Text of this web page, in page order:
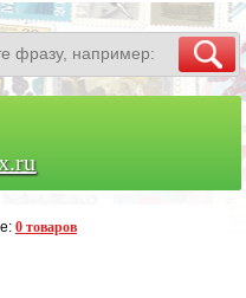
0 товаров